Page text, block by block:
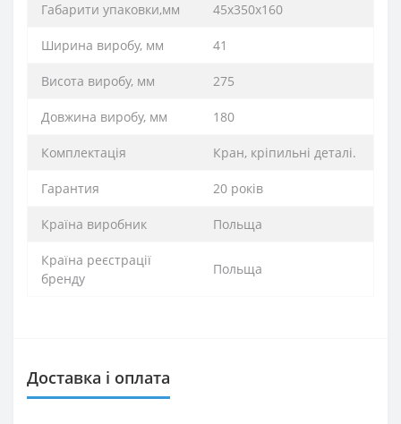
Габарити упаковки,мм 45х350х160
Ширина виробу, мм 41
Висота виробу, мм 275
Довжина виробу, мм 180
Комплектація Кран, кріпильні деталі.
Гарантия 20 років
Країна виробник Польща
Країна реєстрації
бренду
Польща
Доставка і оплата